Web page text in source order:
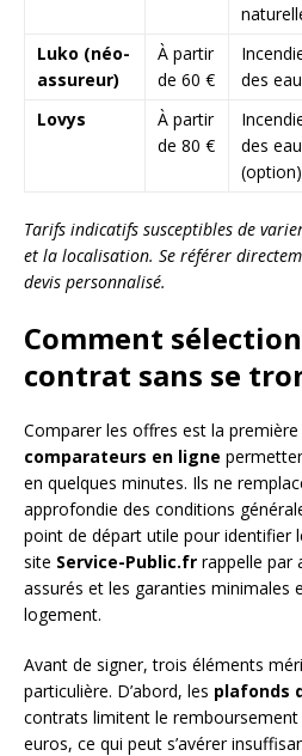
Luko (néo-
assureur)
À partir
de 60 €
des
Lovys
À partir
de 80 €
des
(option)
Tarifs indicatifs susceptibles de
et la localisation. Se référer
devis personnalisé.
Comment
contrat sans se
Comparer les offres est la
comparateurs en ligne
en quelques minutes. Ils ne
approfondie des conditions
point de départ utile pour identifier
site Service-Public.fr rappelle par
assurés et les garanties minimales
logement.
Avant de signer, trois éléments
particulière. D’abord, les plafonds
contrats limitent le
euros, ce qui peut s’avérer